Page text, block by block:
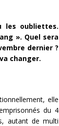
les oubliettes.
». Quel sera
dernier ?
changer.
elle
du 4
autant de multi